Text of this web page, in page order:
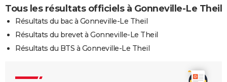
Tous les résultats officiels à Gonneville-Le Theil
Résultats du bac à Gonneville-Le Theil
Résultats du brevet à Gonneville-Le Theil
Résultats du BTS à Gonneville-Le Theil